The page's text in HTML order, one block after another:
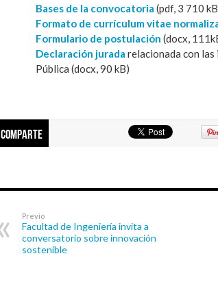
Bases de la convocatoria (pdf, 3 710
Formato de currículum vitae
Formulario de postulación (docx,
Declaración jurada relacionada con
Pública (docx, 90 kB)
Comparte
Previo
Facultad de Ingeniería invita a
conversatorio sobre innovación
sostenible